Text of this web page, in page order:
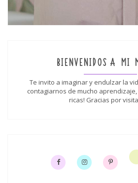
BIENVENIDOS A MI
Te invito a imaginar y endulzar la
contagiarnos de mucho
ricas! Gracias por